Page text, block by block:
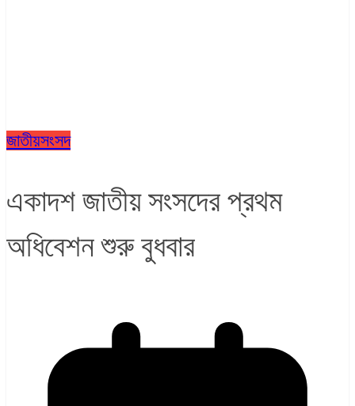
জাতীয়সংসদ
একাদশ জাতীয় সংসদের প্রথম
অধিবেশন শুরু বুধবার